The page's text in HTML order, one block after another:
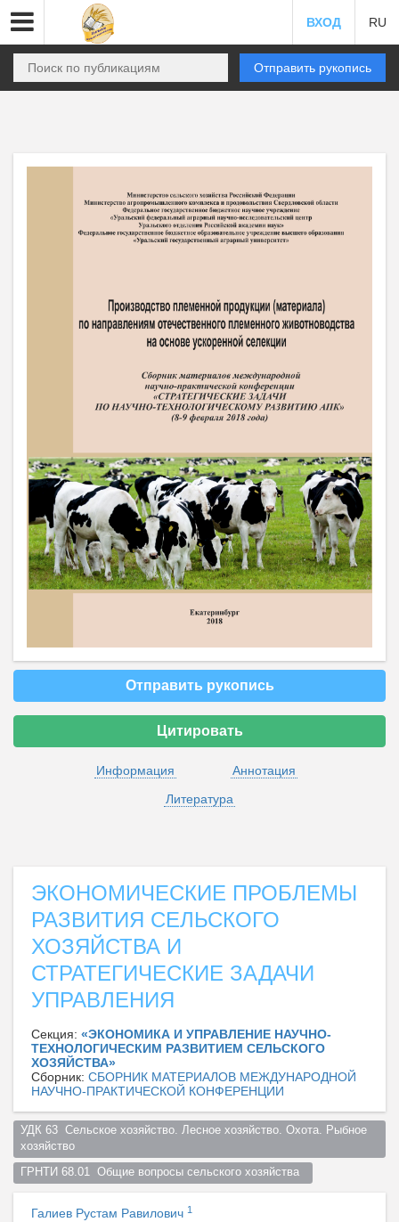
ВХОД RU
Отправить рукопись
Отправить рукопись
Цитировать
Информация
Аннотация
Литература
ЭКОНОМИЧЕСКИЕ ПРОБЛЕМЫ
РАЗВИТИЯ СЕЛЬСКОГО
ХОЗЯЙСТВА И
СТРАТЕГИЧЕСКИЕ ЗАДАЧИ
УПРАВЛЕНИЯ
Секция: «ЭКОНОМИКА И УПРАВЛЕНИЕ НАУЧНО-
ТЕХНОЛОГИЧЕСКИМ РАЗВИТИЕМ СЕЛЬСКОГО
ХОЗЯЙСТВА»
Сборник: СБОРНИК МАТЕРИАЛОВ МЕЖДУНАРОДНОЙ
НАУЧНО-ПРАКТИЧЕСКОЙ КОНФЕРЕНЦИИ
УДК 63  Сельское хозяйство. Лесное хозяйство. Охота. Рыбное
хозяйство
ГРНТИ 68.01  Общие вопросы сельского хозяйства
Галиев Рустам Равилович 1